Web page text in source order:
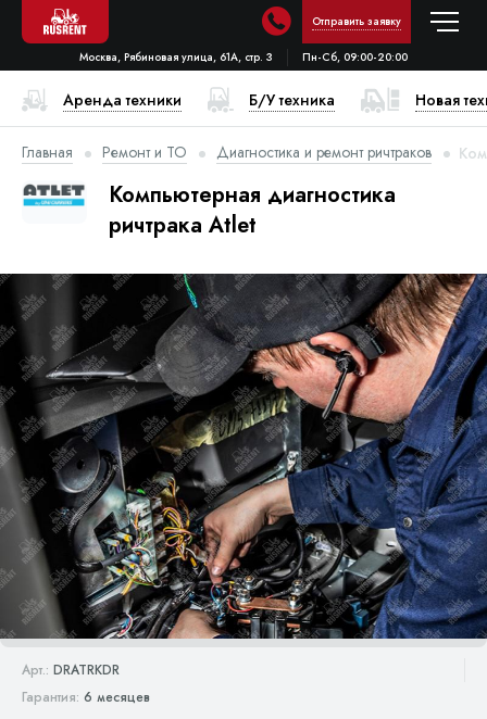
Отправить заявку
Москва, Рябиновая улица, 61А, стр. 3 Пн-Сб, 09:00-20:00
Аренда техники Б/У техника Новая
Главная Ремонт и ТО Диагностика и ремонт ричтраков
Компьютерная диагностика
ричтрака Atlet
Арт.: DRATRKDR
Гарантия: 6 месяцев